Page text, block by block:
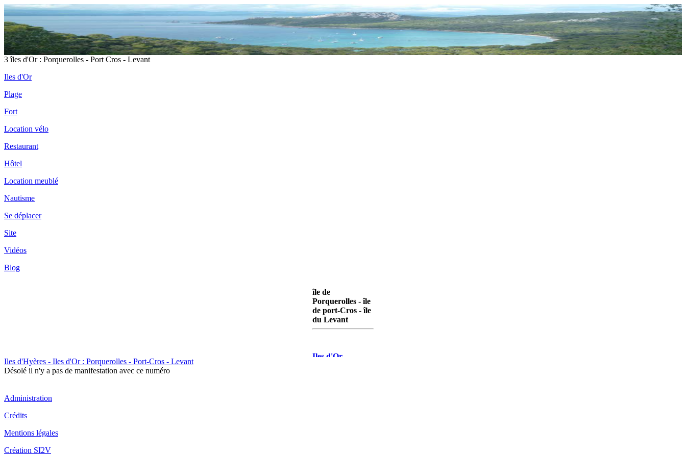
3 îles d'Or : Porquerolles - Port Cros - Levant
Iles d'Or
Plage
Fort
Location vélo
Restaurant
Hôtel
Location meublé
Nautisme
Se déplacer
Site
Vidéos
Blog
île de
Porquerolles - île
de port-Cros - île
du Levant
Iles d'Or
Iles d'Hyères - Iles d'Or : Porquerolles - Port-Cros - Levant
Désolé il n'y a pas de manifestation avec ce numéro
Administration
Crédits
Mentions légales
Création SI2V